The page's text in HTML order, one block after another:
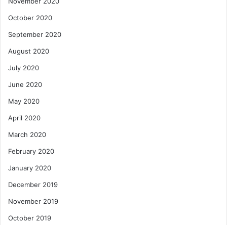
October 2020
September 2020
August 2020
July 2020
June 2020
May 2020
April 2020
March 2020
February 2020
January 2020
December 2019
November 2019
October 2019